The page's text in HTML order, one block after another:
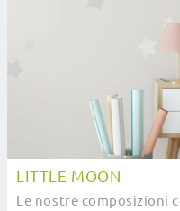
LITTLE MOON
Le nostre composizioni